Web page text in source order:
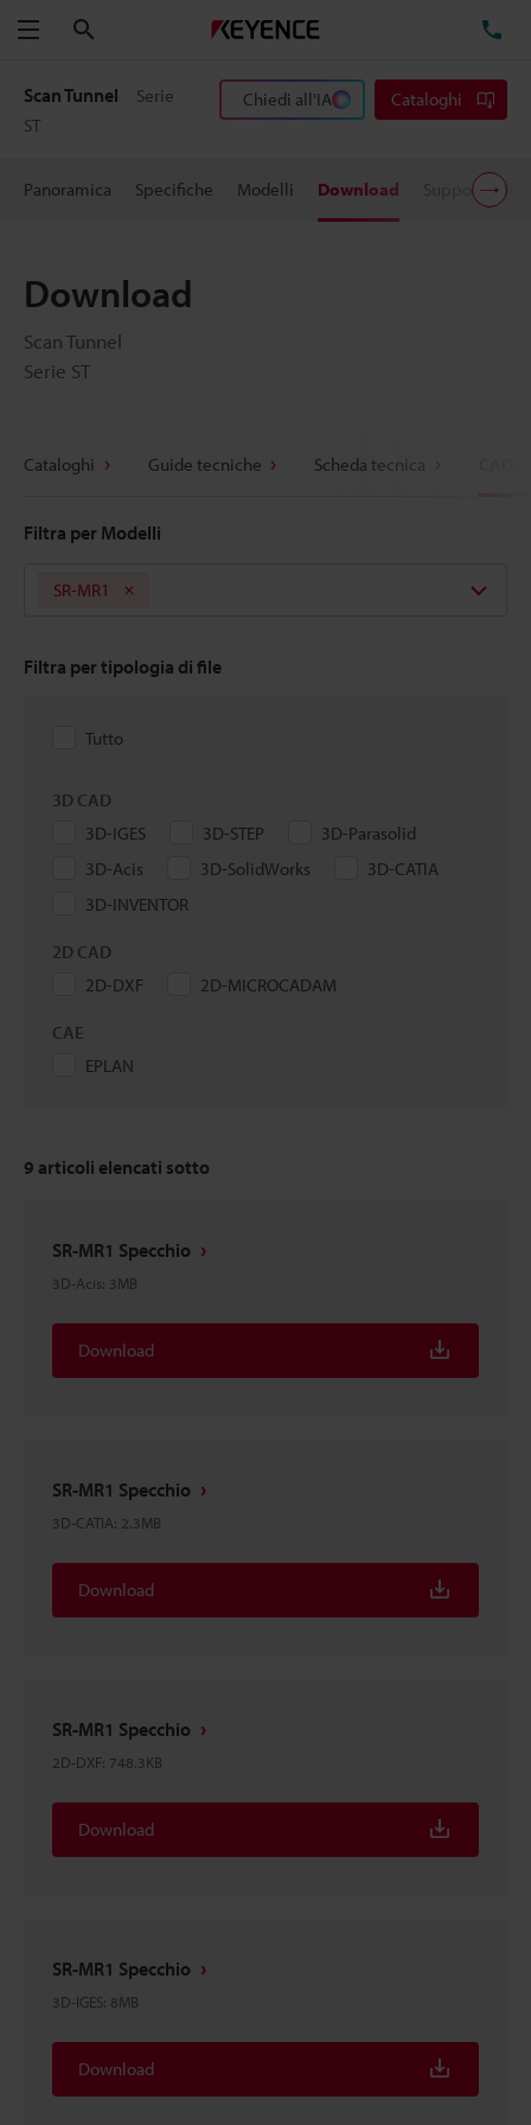
Menu
Scan Tunnel
Serie
ST
Chiedi all'IA Cataloghi
Panoramica Specifiche Modelli Download Supporto
Download
Scan Tunnel
Serie ST
Cataloghi Guide tecniche Scheda tecnica
Filtra per Modelli
SR-MR1
Filtra per tipologia di file
Tutto
3D CAD
3D-IGES
3D-STEP
3D-Parasolid
3D-Acis
3D-SolidWorks
3D-CATIA
3D-INVENTOR
2D CAD
2D-DXF
2D-MICROCADAM
CAE
EPLAN
9 articoli elencati sotto
SR-MR1 Specchio
3D-Acis: 3MB
Download
SR-MR1 Specchio
3D-CATIA: 2.3MB
Download
SR-MR1 Specchio
2D-DXF: 748.3KB
Download
SR-MR1 Specchio
3D-IGES: 8MB
Download